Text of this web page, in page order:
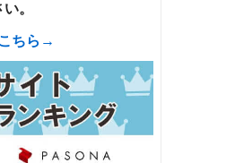
。
ちら→